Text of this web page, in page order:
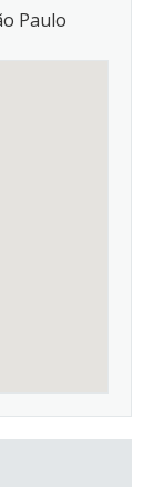
Paulo